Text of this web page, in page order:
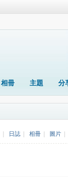
相冊 主題 分
日誌 相冊 圖片